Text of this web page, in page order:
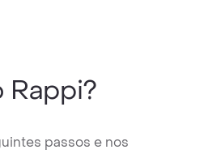
Rappi?
passos e nos